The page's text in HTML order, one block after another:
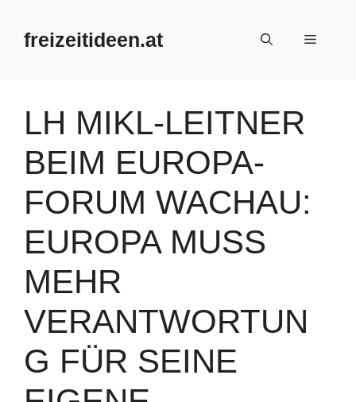
Inhalt
springenfreizeitideen.at Menü
LH MIKL-LEITNER
BEIM EUROPA-
FORUM WACHAU:
EUROPA MUSS
MEHR
VERANTWORTUN
G FÜR SEINE